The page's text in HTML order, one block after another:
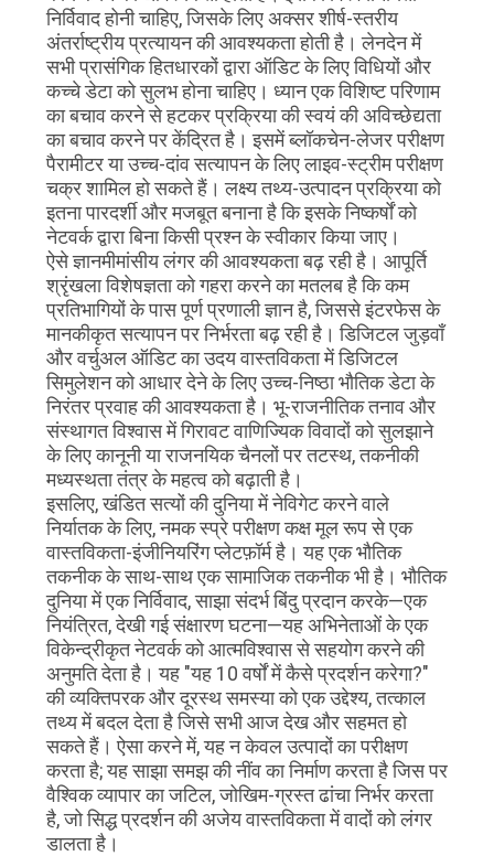
निर्विवाद होनी चाहिए, जिसके लिए अक्सर शीर्ष-स्तरीय
अंतर्राष्ट्रीय प्रत्यायन की आवश्यकता होती है। लेनदेन में
सभी प्रासंगिक हितधारकों द्वारा ऑडिट के लिए विधियों और
कच्चे डेटा को सुलभ होना चाहिए। ध्यान एक विशिष्ट परिणाम
का बचाव करने से हटकर प्रक्रिया की स्वयं की अविच्छेद्यता
का बचाव करने पर केंद्रित है। इसमें ब्लॉकचेन-लेजर परीक्षण
पैरामीटर या उच्च-दांव सत्यापन के लिए लाइव-स्ट्रीम परीक्षण
चक्र शामिल हो सकते हैं। लक्ष्य तथ्य-उत्पादन प्रक्रिया को
इतना पारदर्शी और मजबूत बनाना है कि इसके निष्कर्षों को
नेटवर्क द्वारा बिना किसी प्रश्न के स्वीकार किया जाए।
ऐसे ज्ञानमीमांसीय लंगर की आवश्यकता बढ़ रही है। आपूर्ति
श्रृंखला विशेषज्ञता को गहरा करने का मतलब है कि कम
प्रतिभागियों के पास पूर्ण प्रणाली ज्ञान है, जिससे इंटरफेस के
मानकीकृत सत्यापन पर निर्भरता बढ़ रही है। डिजिटल जुड़वाँ
और वर्चुअल ऑडिट का उदय वास्तविकता में डिजिटल
सिमुलेशन को आधार देने के लिए उच्च-निष्ठा भौतिक डेटा के
निरंतर प्रवाह की आवश्यकता है। भू-राजनीतिक तनाव और
संस्थागत विश्वास में गिरावट वाणिज्यिक विवादों को सुलझाने
के लिए कानूनी या राजनयिक चैनलों पर तटस्थ, तकनीकी
मध्यस्थता तंत्र के महत्व को बढ़ाती है।
इसलिए, खंडित सत्यों की दुनिया में नेविगेट करने वाले
निर्यातक के लिए, नमक स्प्रे परीक्षण कक्ष मूल रूप से एक
वास्तविकता-इंजीनियरिंग प्लेटफ़ॉर्म है। यह एक भौतिक
तकनीक के साथ-साथ एक सामाजिक तकनीक भी है। भौतिक
दुनिया में एक निर्विवाद, साझा संदर्भ बिंदु प्रदान करके—एक
नियंत्रित, देखी गई संक्षारण घटना—यह अभिनेताओं के एक
विकेन्द्रीकृत नेटवर्क को आत्मविश्वास से सहयोग करने की
अनुमति देता है। यह "यह 10 वर्षों में कैसे प्रदर्शन करेगा?"
की व्यक्तिपरक और दूरस्थ समस्या को एक उद्देश्य, तत्काल
तथ्य में बदल देता है जिसे सभी आज देख और सहमत हो
सकते हैं। ऐसा करने में, यह न केवल उत्पादों का परीक्षण
करता है; यह साझा समझ की नींव का निर्माण करता है जिस पर
वैश्विक व्यापार का जटिल, जोखिम-ग्रस्त ढांचा निर्भर करता
है, जो सिद्ध प्रदर्शन की अजेय वास्तविकता में वादों को लंगर
डालता है।